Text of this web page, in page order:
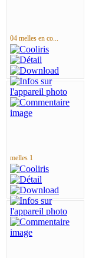
04 melles en co...
melles 1